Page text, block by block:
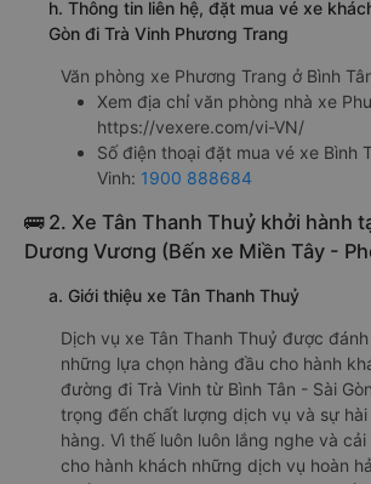
h. Thông tin liên hệ, đặt mua vé xe
Gòn đi Trà Vinh Phương Trang
Văn phòng xe Phương Trang ở Bình
Xem địa chỉ văn phòng nhà xe
https://vexere.com/vi-VN/
Số điện thoại đặt mua vé xe Bình
Vinh: 1900 888684
🚌 2. Xe Tân Thanh Thuỷ khởi hành
Dương Vương (Bến xe Miền Tây -
a. Giới thiệu xe Tân Thanh Thuỷ
Dịch vụ xe Tân Thanh Thuỷ được
những lựa chọn hàng đầu cho hành
đường đi Trà Vinh từ Bình Tân - Sài
trọng đến chất lượng dịch vụ và sự
hàng. Vì thế luôn luôn lắng nghe và
cho hành khách những dịch vụ hoàn